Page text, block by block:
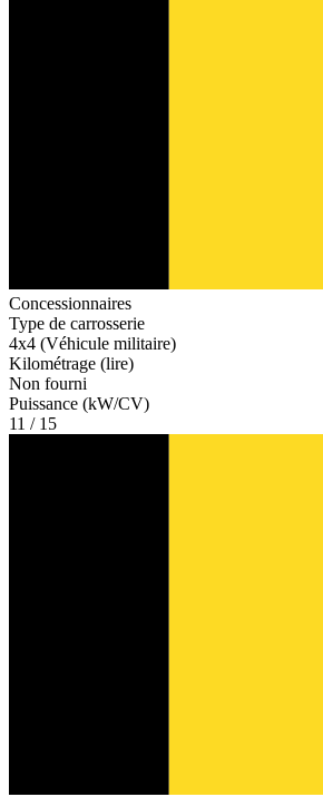
Concessionnaires
Type de carrosserie
4x4 (Véhicule militaire)
Kilométrage (lire)
Non fourni
Puissance (kW/CV)
11 / 15